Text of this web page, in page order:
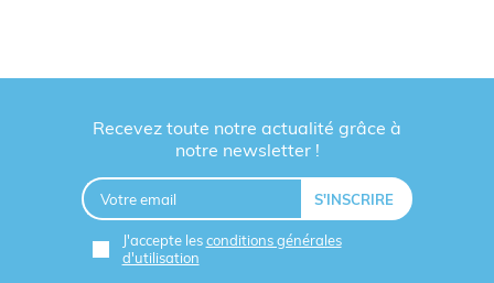
Recevez toute notre actualité grâce à
notre newsletter !
J'accepte lesconditions générales
d'utilisation